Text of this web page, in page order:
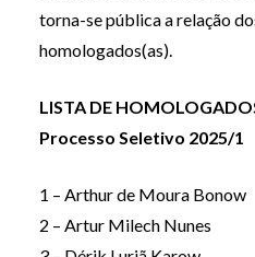
torna-se pública a relação
homologados(as).
LISTA DE
Processo Seletivo 2025/1
1 – Arthur de Moura Bonow
2 – Artur Milech Nunes